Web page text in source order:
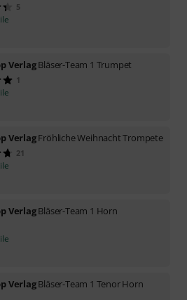
5
VerlagBläser-Team 1 Trumpet
1
VerlagFröhliche Weihnacht Trompete
21
VerlagBläser-Team 1 Horn
VerlagBläser-Team 1 Tenor Horn